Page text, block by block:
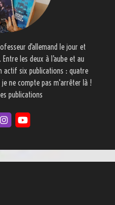
d’allemand le jour et
les deux à l’aube et au
actif six publications : quatre
ne compte pas m'arrêter là !
publications